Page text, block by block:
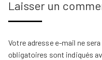
Laisser un
Votre adresse e-mail ne
obligatoires sont indiqués